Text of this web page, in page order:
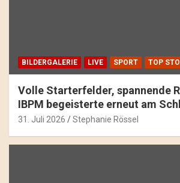
BILDERGALERIE LIVE SPORT TOP
Volle Starterfelder, spannende
IBPM begeisterte erneut am
31. Juli 2026 Stephanie Rössel